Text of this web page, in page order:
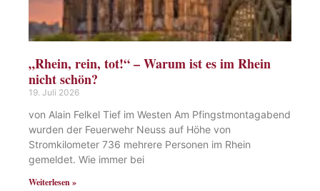
„Rhein, rein, tot!“ – Warum ist es im Rhein
nicht schön?
19. Juli 2026
von Alain Felkel Tief im Westen Am Pfingstmontagabend
wurden der Feuerwehr Neuss auf Höhe von
Stromkilometer 736 mehrere Personen im Rhein
gemeldet. Wie immer bei
Weiterlesen »